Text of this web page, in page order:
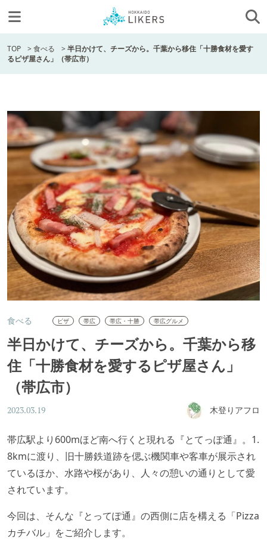
TOP >食べる >半日かけて、チーズから。千葉から移住「十勝食材を愛す
るピザ屋さん」（帯広市）
食べる ピザ 帯広 帯広・十勝 帯広グルメ
半日かけて、チーズから。千葉から移
住「十勝食材を愛するピザ屋さん」
（帯広市）
2023.03.19 木登りアフロ
帯広駅より600mほど南へ行くと現れる『とてっぽ通』。1.
8kmに渡り、旧十勝鉄道跡を偲ぶ機関車や客車が展示され
ているほか、水路や桜があり、人々の憩いの通りとして愛
されています。
今回は、そんな『とってぽ通』の西側に店を構える「Pizza
カチバル」をご紹介します。